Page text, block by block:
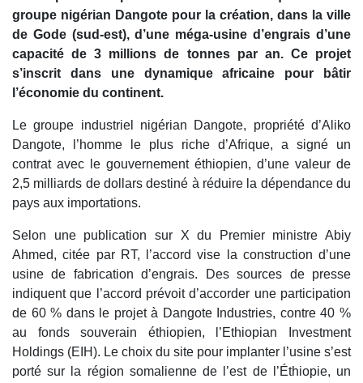
groupe nigérian Dangote pour la création, dans la ville
de Gode (sud-est), d’une méga-usine d’engrais d’une
capacité de 3 millions de tonnes par an. Ce projet
s’inscrit dans une dynamique africaine pour bâtir
l’économie du continent.
Le groupe industriel nigérian Dangote, propriété d’Aliko
Dangote, l’homme le plus riche d’Afrique, a signé un
contrat avec le gouvernement éthiopien, d’une valeur de
2,5 milliards de dollars destiné à réduire la dépendance du
pays aux importations.
Selon une publication sur X du Premier ministre Abiy
Ahmed, citée par RT, l’accord vise la construction d’une
usine de fabrication d’engrais. Des sources de presse
indiquent que l’accord prévoit d’accorder une participation
de 60 % dans le projet à Dangote Industries, contre 40 %
au fonds souverain éthiopien, l’Ethiopian Investment
Holdings (EIH). Le choix du site pour implanter l’usine s’est
porté sur la région somalienne de l’est de l’Éthiopie, un